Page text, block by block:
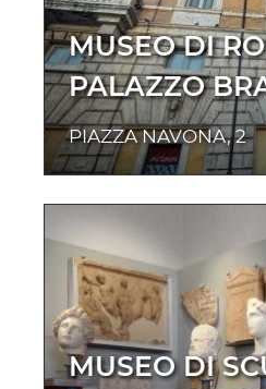
MUSEO DI
PALAZZO
PIAZZA NAVONA, 2
MUSEO DI